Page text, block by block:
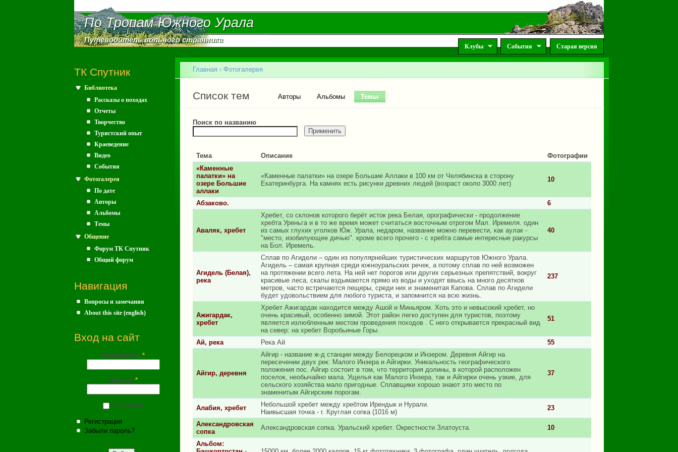
По Тропам Южного Урала
По Тропам Южного Урала
Путеводитель вольного странника
Путеводитель вольного странника
Клубы События Старая версия
ТК Спутник
Библиотека
Рассказы о походах
Отчеты
Творчество
Туристский опыт
Краеведение
Видео
События
Фотогалерея
По дате
Авторы
Альбомы
Темы
Общение
Форум ТК Спутник
Общий форум
Навигация
Вопросы и замечания
About this site (english)
Вход на сайт
Имя (почта) *
Пароль *
Запомнить
Регистрация
Забыли пароль?
Вы здесь
Главная › Фотогалерея
Список тем
Главные вкладки Авторы Альбомы Темы
Поиск по названию
Тема Описание
Фотографии
«Каменные
палатки» на
озере Большие
аллаки
«Каменные палатки» на озере Большие Аллаки в 100 км от Челябинска в сторону
Екатеринбурга. На камнях есть рисунки древних людей (возраст около 3000 лет)
10
Абзаково. 6
Аваляк, хребет
Хребет, со склонов которого берёт исток река Белая, орографически - продолжение
хребта Уреньга и в то же время может считаться восточным отрогом Мал. Иремеля. один
из самых глухих уголков Юж. Урала, недаром, название можно перевести, как аулак -
"место, изобилующее дичью". кроме всего прочего - с хребта самые интересные ракурсы
на Бол. Иремель.
40
Агидель (Белая),
река
Сплав по Агидели – один из популярнейших туристических маршрутов Южного Урала.
Агидель – самая крупная среди южноуральских речек, а потому сплав по ней возможен
на протяжении всего лета. На ней нет порогов или других серьезных препятствий, вокруг
красивые леса, скалы вздымаются прямо из воды и уходят ввысь на много десятков
метров, часто встречаются пещеры, среди них и знаменитая Капова. Сплав по Агидели
будет удовольствием для любого туриста, и запомнится на всю жизнь.
237
Ажигардак,
хребет
Хребет Ажигардак находится между Ашой и Миньяром. Хоть это и невысокий хребет, но
очень красивый, особенно зимой. Этот район легко доступен для туристов, поэтому
является излюбленным местом проведения походов . С него открывается прекрасный вид
на север: на хребет Воробьиные Горы.
51
Ай, река Река Ай 55
Айгир, деревня
Айгир - название ж-д станции между Белорецком и Инзером. Деревня Айгир на
пересечении двух рек: Малого Инзера и Айгирки. Уникальность географического
положения пос. Айгир состоит в том, что территория долины, в которой расположен
поселок, необычайно мала. Ущелья как Малого Инзера, так и Айгирки очень узкие, для
сельского хозяйства мало пригодные. Сплавщики хорошо знают это место по
знаменитым Айгирским порогам.
37
Алабия, хребет
Небольшой хребет между хребтом Ирендык и Нурали.
Наивысшая точка - г. Круглая сопка (1016 м)
23
Александровская
сопка
Александровская сопка. Уральский хребет. Окрестности Златоуста. 10
Альбом: